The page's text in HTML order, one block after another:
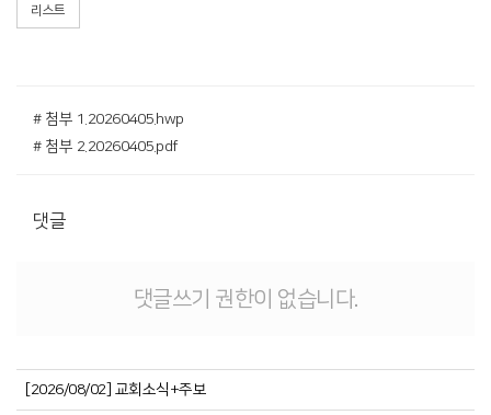
리스트
# 첨부 1.20260405.hwp
# 첨부 2.20260405.pdf
댓글
댓글쓰기 권한이 없습니다.
[2026/08/02] 교회소식+주보